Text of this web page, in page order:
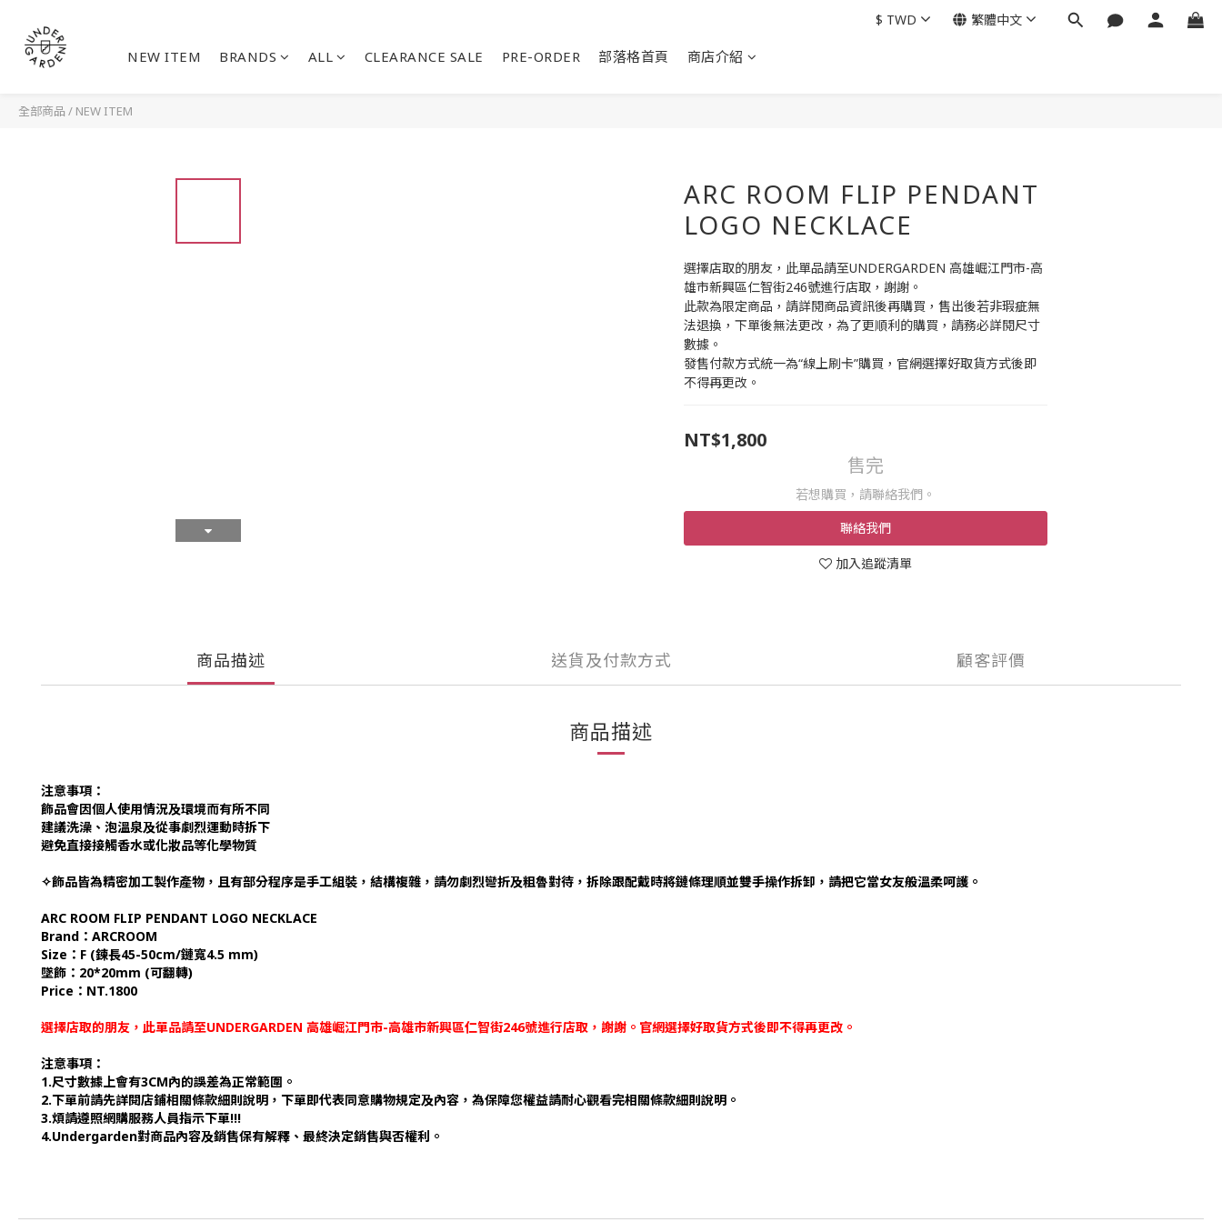
NEW ITEM BRANDS ALL CLEARANCE SALE PRE-ORDER 部落格首頁 商店介紹
$ TWD 繁體中文
全部商品 / NEW ITEM
ARC ROOM FLIP PENDANT
LOGO NECKLACE
選擇店取的朋友，此單品請至UNDERGARDEN 高雄崛江門市-高
雄市新興區仁智街246號進行店取，謝謝。
此款為限定商品，請詳閱商品資訊後再購買，售出後若非瑕疵無
法退換，下單後無法更改，為了更順利的購買，請務必詳閱尺寸
數據。
發售付款方式統一為“線上刷卡”購買，官網選擇好取貨方式後即
不得再更改。
NT$1,800
售完
若想購買，請聯絡我們。
聯絡我們
加入追蹤清單
商品描述 送貨及付款方式 顧客評價
商品描述
注意事項：
飾品會因個人使用情況及環境而有所不同
建議洗澡、泡溫泉及從事劇烈運動時拆下
避免直接接觸香水或化妝品等化學物質
✧飾品皆為精密加工製作產物，且有部分程序是手工組裝，結構複雜，請勿劇烈彎折及粗魯對待，拆除跟配戴時將鏈條理順並雙手操作拆卸，請把它當女友般溫柔呵護。
ARC ROOM FLIP PENDANT LOGO NECKLACE
Brand：ARCROOM
Size：F (鍊長45-50cm/鏈寬4.5 mm)
墜飾：20*20mm (可翻轉)
Price：NT.1800
選擇店取的朋友，此單品請至UNDERGARDEN 高雄崛江門市-高雄市新興區仁智街246號進行店取，謝謝。官網選擇好取貨方式後即不得再更改。
注意事項：
1.尺寸數據上會有3CM內的誤差為正常範圍。
2.下單前請先詳閱店鋪相關條款細則說明，下單即代表同意購物規定及內容，為保障您權益請耐心觀看完相關條款細則說明。
3.煩請遵照網購服務人員指示下單!!!
4.Undergarden對商品內容及銷售保有解釋、最終決定銷售與否權利。